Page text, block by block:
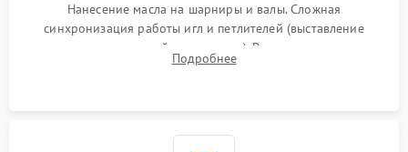
Нанесение масла на шарниры и валы. Сложная
синхронизация работы игл и петлителей (выставление
зазоров до сотых долей миллиметра). Регулировка прижима
ножей, ширины обметки и хода дифференциального
Подробнее